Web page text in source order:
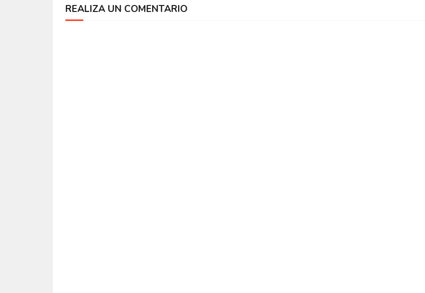
REALIZA UN COMENTARIO